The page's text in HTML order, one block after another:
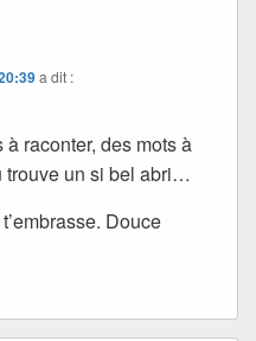
a dit :
raconter, des mots à
trouve un si bel abri…
Douce